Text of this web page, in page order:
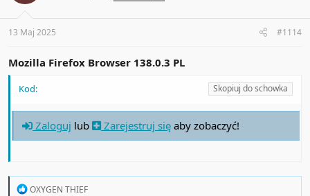
13 Maj 2025 #1114
Mozilla Firefox Browser 138.0.3 PL
Kod: Skopiuj do schowka
Zaloguj lub Zarejestruj się aby zobaczyć!
R
OXYGEN THIEF